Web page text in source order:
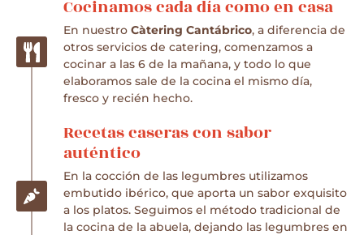
Cocinamos cada día como en casa
En nuestro Càtering Cantábrico, a diferencia de
otros servicios de catering, comenzamos a
cocinar a las 6 de la mañana, y todo lo que
elaboramos sale de la cocina el mismo día,
fresco y recién hecho.
Recetas caseras con sabor
auténtico
En la cocción de las legumbres utilizamos
embutido ibérico, que aporta un sabor exquisito
a los platos. Seguimos el método tradicional de
la cocina de la abuela, dejando las legumbres en